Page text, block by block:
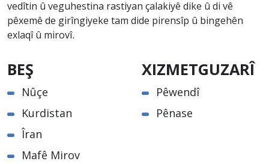
vedîtin û veguhestina rastiyan çalakiyê dike û di vê
pêxemê de girîngiyeke tam dide pirensîp û bingehên
exlaqî û mirovî.
BEŞ
Nûçe
Kurdistan
Îran
Mafê Mirov
XIZMETGUZARÎ
Pêwendî
Pênase